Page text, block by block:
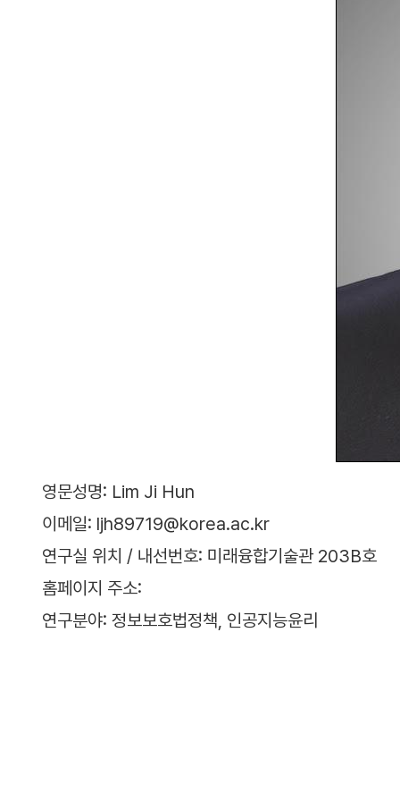
영문성명: Lim Ji Hun
이메일: ljh89719@korea.ac.kr
연구실 위치 / 내선번호: 미래융합기술관 203B호
홈페이지 주소:
연구분야: 정보보호법정책, 인공지능윤리